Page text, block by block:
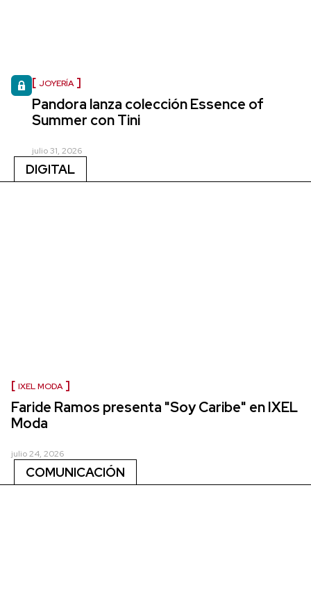
JOYERÍA
Pandora lanza colección Essence of
Summer con Tini
julio 31, 2026
DIGITAL
IXEL MODA
Faride Ramos presenta "Soy Caribe" en IXEL
Moda
julio 24, 2026
COMUNICACIÓN